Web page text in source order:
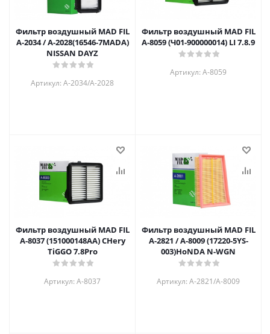
Фильтр воздушный MAD FIL
A-2034 / A-2028(16546-7MADA)
NISSAN DAYZ
Артикул: A-2034/A-2028
Фильтр воздушный MAD FIL
A-8059 (Ч01-900000014) LI 7.8.9
Артикул: A-8059
Фильтр воздушный MAD FIL
A-8037 (151000148AA) CHery
TiGGO 7.8Pro
Артикул: A-8037
Фильтр воздушный MAD FIL
A-2821 / A-8009 (17220-5YS-
003)HoNDA N-WGN
Артикул: A-2821/A-8009